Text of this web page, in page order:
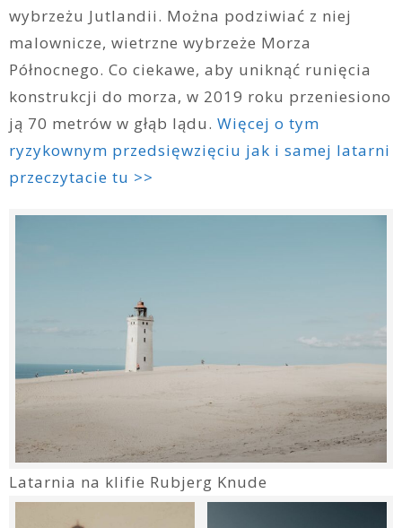
wybrzeżu Jutlandii. Można podziwiać z niej
malownicze, wietrzne wybrzeże Morza
Północnego. Co ciekawe, aby uniknąć runięcia
konstrukcji do morza, w 2019 roku przeniesiono
ją 70 metrów w głąb lądu. Więcej o tym
ryzykownym przedsięwzięciu jak i samej latarni
przeczytacie tu >>
Latarnia na klifie Rubjerg Knude